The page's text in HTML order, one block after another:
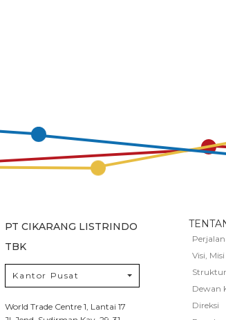
PT CIKARANG LISTRINDO
TBK
Kantor Pusat
World Trade Centre 1, Lantai 17
Visi,
Dewan
Direksi